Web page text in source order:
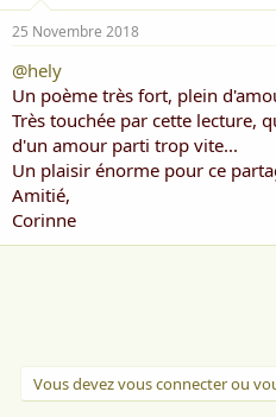
25 Novembre 2018
@hely
Un poème très fort, plein
Très touchée par cette lecture,
d'un amour parti trop vite...
Un plaisir énorme pour ce
Amitié,
Corinne
Vous devez vous connecter ou